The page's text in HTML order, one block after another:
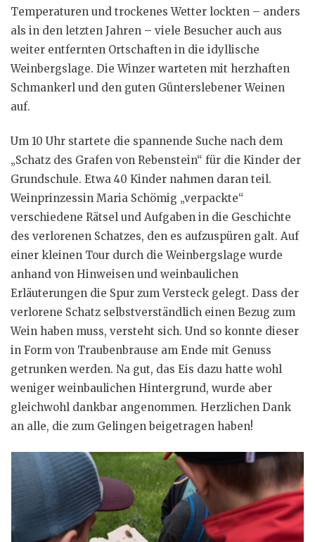
Temperaturen und trockenes Wetter lockten – anders
als in den letzten Jahren – viele Besucher auch aus
weiter entfernten Ortschaften in die idyllische
Weinbergslage. Die Winzer warteten mit herzhaften
Schmankerl und den guten Günterslebener Weinen
auf.
Um 10 Uhr startete die spannende Suche nach dem
„Schatz des Grafen von Rebenstein“ für die Kinder der
Grundschule. Etwa 40 Kinder nahmen daran teil.
Weinprinzessin Maria Schömig „verpackte“
verschiedene Rätsel und Aufgaben in die Geschichte
des verlorenen Schatzes, den es aufzuspüren galt. Auf
einer kleinen Tour durch die Weinbergslage wurde
anhand von Hinweisen und weinbaulichen
Erläuterungen die Spur zum Versteck gelegt. Dass der
verlorene Schatz selbstverständlich einen Bezug zum
Wein haben muss, versteht sich. Und so konnte dieser
in Form von Traubenbrause am Ende mit Genuss
getrunken werden. Na gut, das Eis dazu hatte wohl
weniger weinbaulichen Hintergrund, wurde aber
gleichwohl dankbar angenommen. Herzlichen Dank
an alle, die zum Gelingen beigetragen haben!